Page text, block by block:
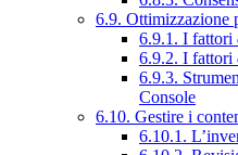
6.9. Ottimizzazione
6.9.1. I fattori
6.9.2. I fattori
6.9.3.
Console
6.10. Gestire i
6.10.1.